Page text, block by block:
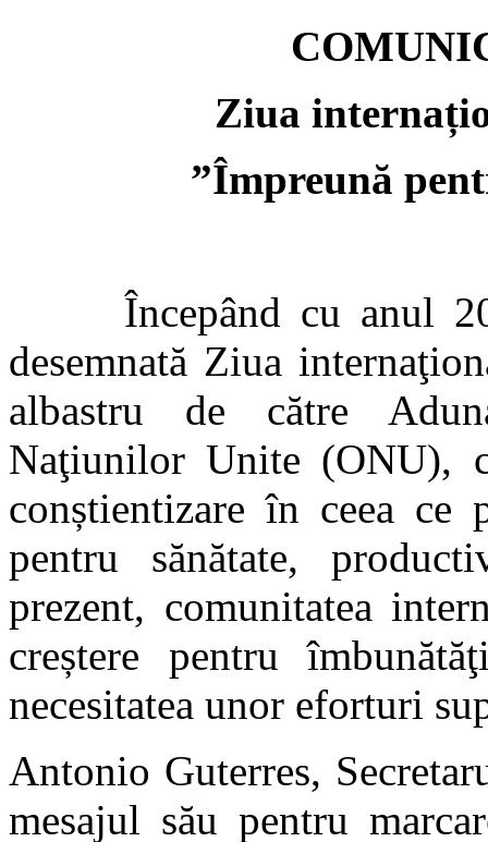
Ziua inter
”Împreună
Începând cu anul
desemnată Ziua
albastru de către
Naţiunilor Unite (ONU),
conștientizare în ceea ce
pentru sănătate,
prezent, comunitatea
creștere pentru
necesitatea unor eforturi
Antonio Guterres,
mesajul său pentru